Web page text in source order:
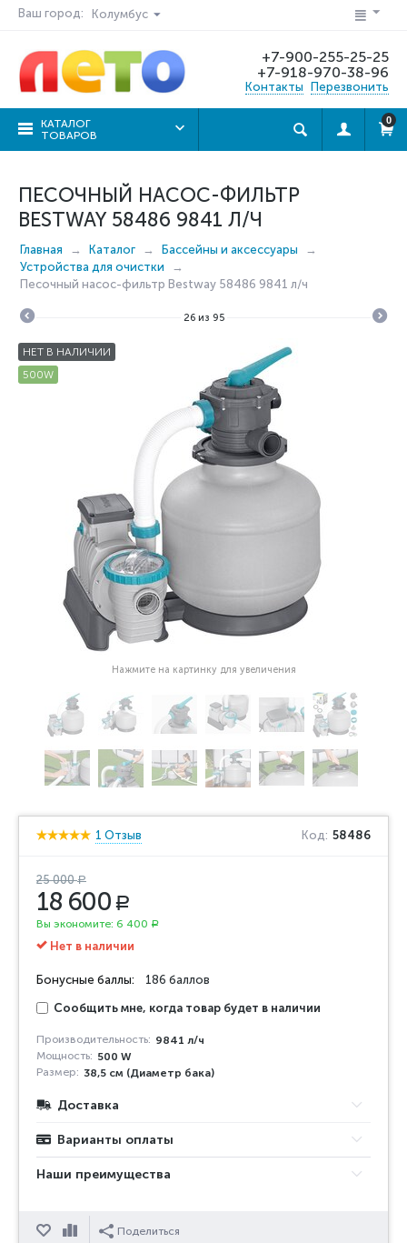
Ваш город: Колумбус
+7-900-255-25-25
+7-918-970-38-96
Контакты Перезвонить
КАТАЛОГ
ТОВАРОВ
0
ПЕСОЧНЫЙ НАСОС-ФИЛЬТР
BESTWAY 58486 9841 Л/Ч
Главная Каталог
Бассейны и аксессуары
Устройства для очистки
Песочный насос-фильтр Bestway 58486 9841 л/ч
26 из 95
НЕТ В НАЛИЧИИ
500W
Нажмите на картинку для увеличения
1 Отзыв Код: 58486
25 000 Р
18 600 Р
Вы экономите: 6 400 Р
Нет в наличии
Бонусные баллы: 186 баллов
Сообщить мне, когда товар будет в наличии
Производительность: 9841 л/ч
Мощность: 500 W
Размер: 38,5 см (Диаметр бака)
Доставка
Варианты оплаты
Наши преимущества
ОтложитьСравнитьПоделиться